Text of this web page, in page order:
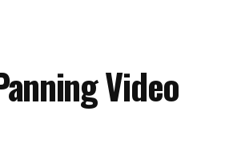
Video